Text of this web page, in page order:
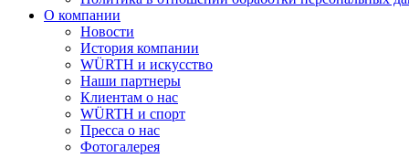
О компании
Новости
История компании
WÜRTH и искусство
Наши партнеры
Клиентам о нас
WÜRTH и спорт
Пресса о нас
Фотогалерея